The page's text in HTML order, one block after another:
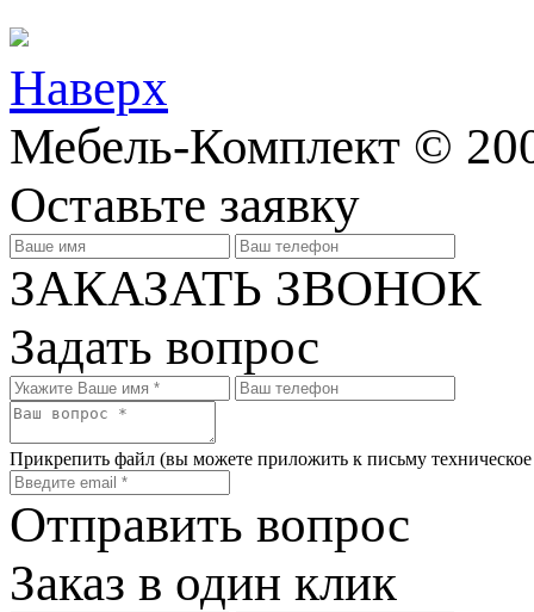
Наверх
Мебель-Комплект ©
Оставьте заявку
ЗАКАЗАТЬ ЗВОНОК
Задать вопрос
Прикрепить файл (вы можете приложить к письму
Отправить вопрос
Заказ в один клик